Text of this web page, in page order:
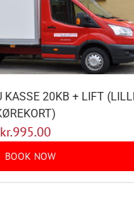
KASSE 20KB + LIFT
kr.995.00
BOOK NOW